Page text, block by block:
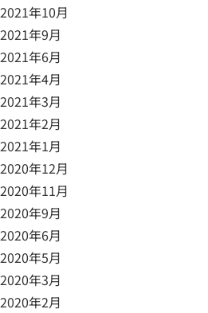
2021年10月
2021年9月
2021年6月
2021年4月
2021年3月
2021年2月
2021年1月
2020年12月
2020年11月
2020年9月
2020年6月
2020年5月
2020年3月
2020年2月